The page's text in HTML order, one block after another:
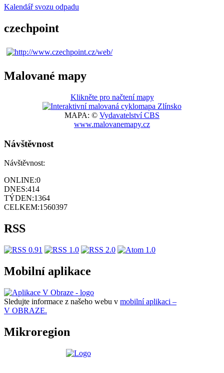
Kalendář svozu odpadu
czechpoint
Malované mapy
Klikněte pro načtení mapy
MAPA: © Vydavatelství CBS
www.malovanemapy.cz
Návštěvnost
Návštěvnost:
ONLINE:0
DNES:414
TÝDEN:1364
CELKEM:1560397
RSS
Mobilní aplikace
Sledujte informace z našeho webu v mobilní aplikaci –
V OBRAZE.
Mikroregion